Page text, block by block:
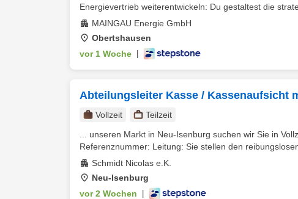
Energievertrieb weiterentwickeln: Du gestaltest die
MAINGAU Energie GmbH
Obertshausen
vor 1 Woche
Abteilungsleiter Kasse / Kassenaufsicht
Vollzeit
Teilzeit
... unseren Markt in Neu-Isenburg suchen wir Sie in
Referenznummer: Leitung: Sie stellen den reibungslosen
Schmidt Nicolas e.K.
Neu-Isenburg
vor 2 Wochen